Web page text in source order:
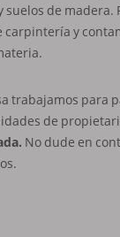
suelos de madera.
carpintería y
trabajamos para
de
No dude en